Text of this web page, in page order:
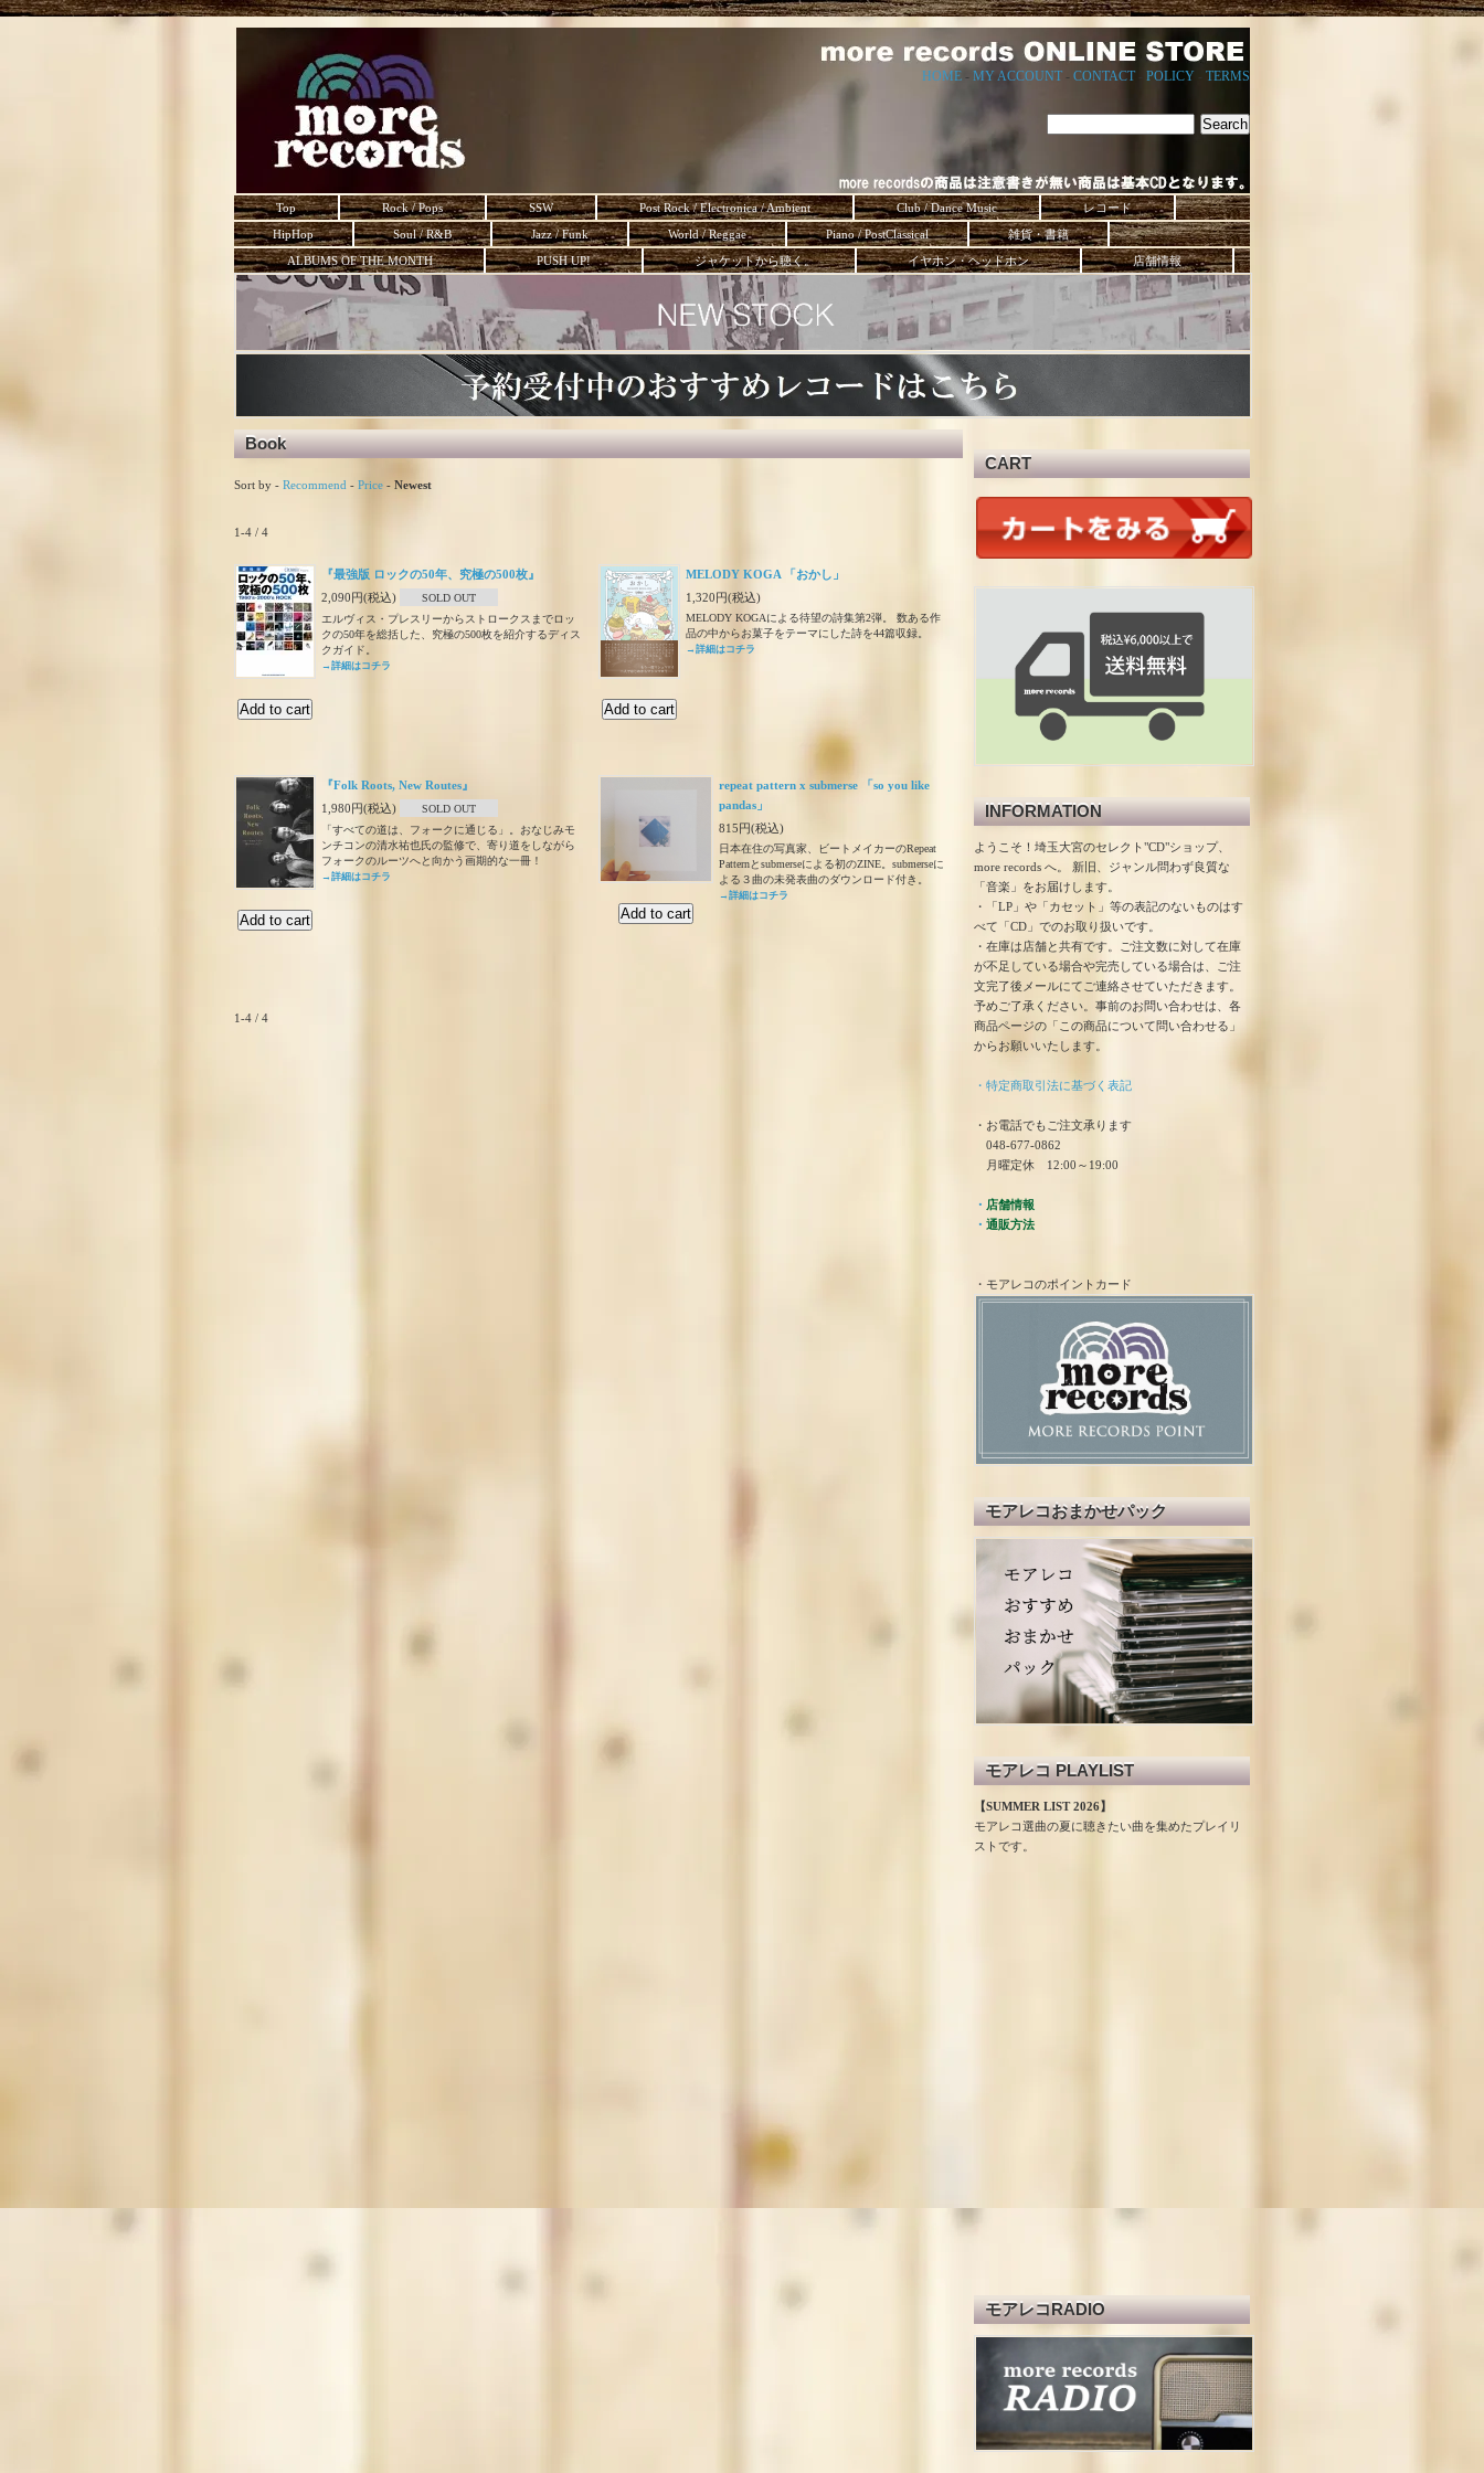
HOME - MY ACCOUNT - CONTACT- POLICY TERMS
Top Rock / Pops SSW Post Rock / Electronica / Ambient Club / Dance Music
レコード
HipHop
Soul / R&B Jazz / Funk World / Reggae Piano / PostClassical
雑貨・書籍
ALBUMS OF THE MONTH
PUSH UP! ジャケットから聴く。 イヤホン・ヘッドホン 店舗情報
Book
Sort by - Recommend - Price - Newest
1-4 / 4
『最強版 ロックの50年、究極の500枚』
2,090円(税込)
SOLD OUT
エルヴィス・プレスリーからストロークスまでロッ
クの50年を総括した、究極の500枚を紹介するディス
クガイド。
→詳細はコチラ
MELODY KOGA 「おかし」
1,320円(税込)
MELODY KOGAによる待望の詩集第2弾。 数ある作
品の中からお菓子をテーマにした詩を44篇収録。
→詳細はコチラ
『Folk Roots, New Routes』
1,980円(税込)
SOLD OUT
「すべての道は、フォークに通じる」。おなじみモ
ンチコンの清水祐也氏の監修で、寄り道をしながら
フォークのルーツへと向かう画期的な一冊！
→詳細はコチラ
repeat pattern x submerse 「so you like
pandas」
815円(税込)
日本在住の写真家、ビートメイカーのRepeat
Patternとsubmerseによる初のZINE。submerseに
よる３曲の未発表曲のダウンロード付き。
→詳細はコチラ
1-4 / 4
CART
INFORMATION
ようこそ！埼玉大宮のセレクト"CD"ショップ、
more records へ。 新旧、ジャンル問わず良質な
「音楽」をお届けします。
・「LP」や「カセット」等の表記のないものはす
べて「CD」でのお取り扱いです。
・在庫は店舗と共有です。ご注文数に対して在庫
が不足している場合や完売している場合は、ご注
文完了後メールにてご連絡させていただきます。
予めご了承ください。事前のお問い合わせは、各
商品ページの「この商品について問い合わせる」
からお願いいたします。
・特定商取引法に基づく表記
・お電話でもご注文承ります
048-677-0862
月曜定休 12:00～19:00
・ 店舗情報
・ 通販方法
・モアレコのポイントカード
モアレコおまかせパック
モアレコ PLAYLIST
【SUMMER LIST 2026】
モアレコ選曲の夏に聴きたい曲を集めたプレイリ
ストです。
モアレコRADIO